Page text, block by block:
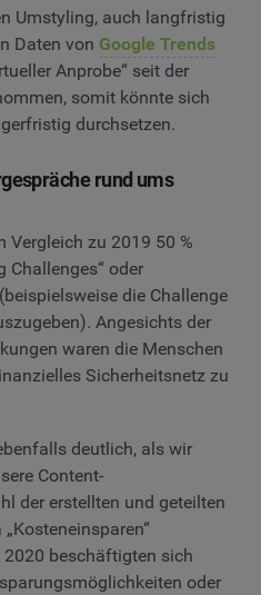
Umstyling, auch langfristig
Daten von Google Trends
Anprobe“ seit der
somit könnte sich
durchsetzen.
rund ums
zu 2019 50 %
Challenges“ oder
die Challenge
Angesichts der
waren die Menschen
Sicherheitsnetz zu
deutlich, als wir
Content-
der erstellten und geteilten
beschäftigten sich
oder